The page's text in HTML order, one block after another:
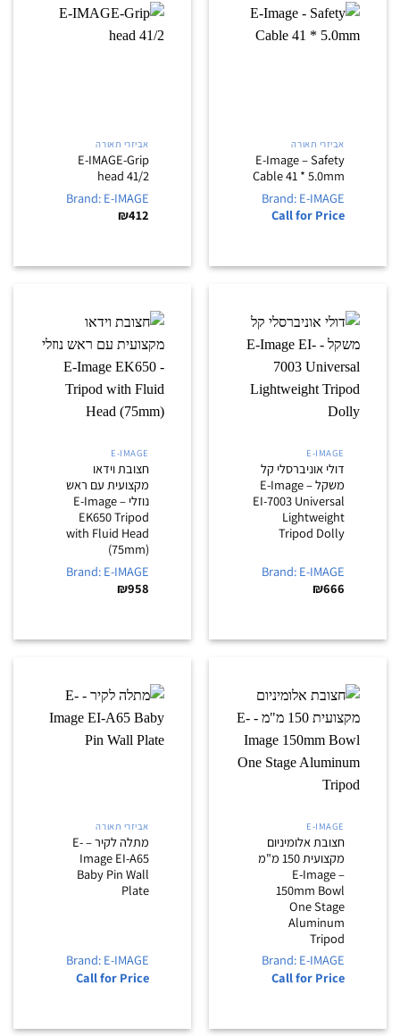
אביזרי תאורה
E-Image – Safety
Cable 41 * 5.0mm
Brand: E-IMAGE
Call for Price
אביזרי תאורה
E-IMAGE-Grip
head 41/2
Brand: E-IMAGE
₪412
E-IMAGE
דולי אוניברסלי קל
משקל – E-Image
EI-7003 Universal
Lightweight
Tripod Dolly
Brand: E-IMAGE
₪666
E-IMAGE
חצובת וידאו
מקצועית עם ראש
נוזלי – E-Image
EK650 Tripod
with Fluid Head
(75mm)
Brand: E-IMAGE
₪958
E-IMAGE
חצובת אלומיניום
מקצועית 150 מ"מ
– E-Image
150mm Bowl
One Stage
Aluminum
Tripod
Brand: E-IMAGE
Call for Price
אביזרי תאורה
מתלה לקיר – E-
Image EI-A65
Baby Pin Wall
Plate
Brand: E-IMAGE
Call for Price